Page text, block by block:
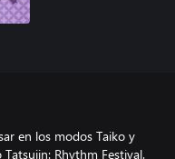
en los modos Taiko y
Rhythm Festival.